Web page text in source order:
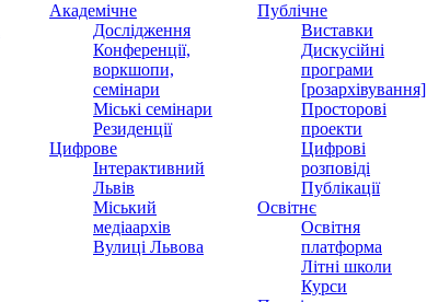
Академічне
Дослідження
Конференції,
воркшопи,
семінари
Міські семінари
Резиденції
Цифрове
Інтерактивний
Львів
Міський
медіаархів
Вулиці Львова
Публічне
Виставки
Дискусійні
програми
[розархівування]
Просторові
проекти
Цифрові
розповіді
Публікації
Освітнє
Освітня
платформа
Літні школи
Курси